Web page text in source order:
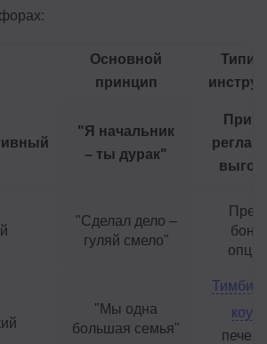
Основной
принцип
"Я начальник
– ты дурак"
"Сделал дело –
гуляй смело"
"Мы одна
большая семья"